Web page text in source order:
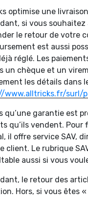
optimise une
si vous
le retour de votre
est aussi
réglé. Les
un chèque et un
les détails dans
www.alltricks.fr/surl/
qu’une garantie est
qu’ils vendent.
il offre service SAV,
client. Le rubrique
aussi si vous
le retour des
Hors, si vous êtes